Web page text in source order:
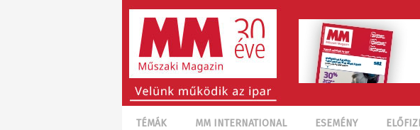
TÉMÁK MM INTERNATIONAL ESEMÉNY